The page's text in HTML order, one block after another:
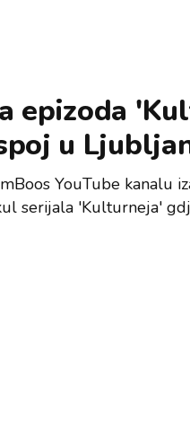
epizoda
u
YouTube kanalu
serijala 'Kulturneja'